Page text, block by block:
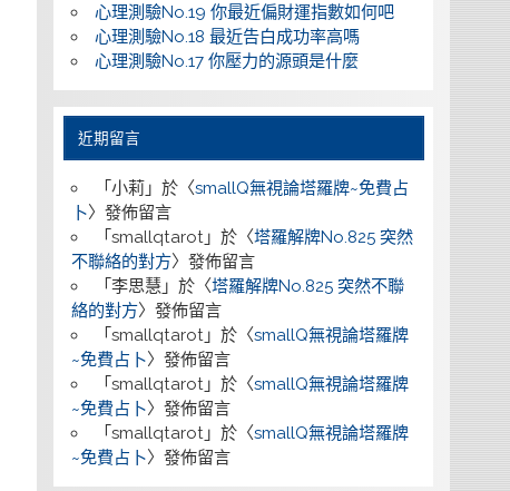
心理測驗No.19 你最近偏財運指數如何吧
心理測驗No.18 最近告白成功率高嗎
心理測驗No.17 你壓力的源頭是什麼
近期留言
「 小莉」於〈smallQ無視論塔羅牌~免費占
卜〉發佈留言
「 smallqtarot」於〈塔羅解牌No.825 突然
不聯絡的對方〉發佈留言
「 李思慧」於〈塔羅解牌No.825 突然不聯
絡的對方〉發佈留言
「 smallqtarot」於〈smallQ無視論塔羅牌
~免費占卜〉發佈留言
「 smallqtarot」於〈smallQ無視論塔羅牌
~免費占卜〉發佈留言
「 smallqtarot」於〈smallQ無視論塔羅牌
~免費占卜〉發佈留言